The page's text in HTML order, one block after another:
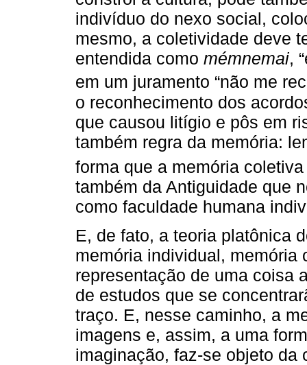
indivíduo do nexo social,
mesmo, a coletividade deve
entendida como mémnemai,
em um juramento “não me
o reconhecimento dos
que causou litígio e pôs em
também regra da memória:
forma que a memória
também da Antiguidade que
como faculdade humana
E, de fato, a teoria platônica
memória individual, memória
representação de uma coisa
de estudos que se
traço. E, nesse caminho, a
imagens e, assim, a uma
imaginação, faz-se objeto